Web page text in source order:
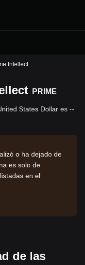
Intellect
PRIME
States Dollar es --
o ha dejado de
es solo de
en el
de las